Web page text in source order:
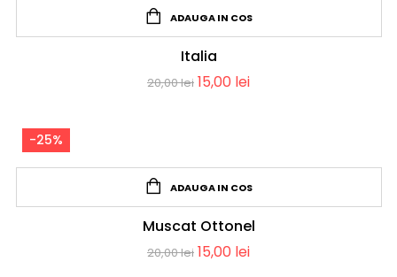
ADAUGA IN COS
Italia
20,00lei 15,00 lei
-25%
ADAUGA IN COS
Muscat Ottonel
20,00lei 15,00 lei